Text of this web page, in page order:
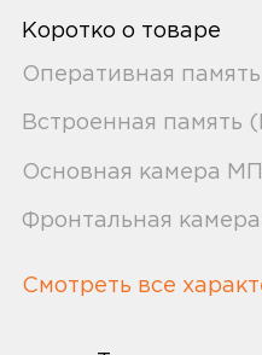
Коротко о товаре
Оперативная
Встроенная память
Основная камера
Фронтальная
Смотреть все